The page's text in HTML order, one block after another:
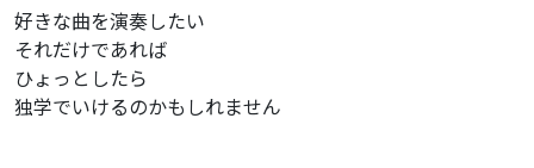
好きな曲を演奏したい
それだけであれば
ひょっとしたら
独学でいけるのかもしれません